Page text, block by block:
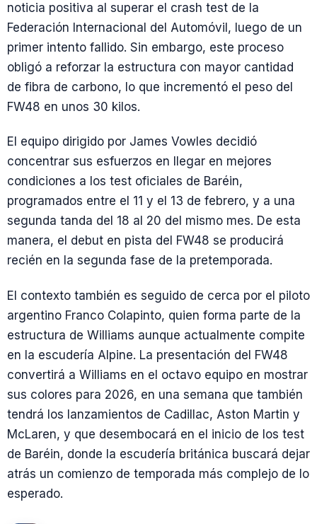
noticia positiva al superar el crash test de la
Federación Internacional del Automóvil, luego de un
primer intento fallido. Sin embargo, este proceso
obligó a reforzar la estructura con mayor cantidad
de fibra de carbono, lo que incrementó el peso del
FW48 en unos 30 kilos.
El equipo dirigido por James Vowles decidió
concentrar sus esfuerzos en llegar en mejores
condiciones a los test oficiales de Baréin,
programados entre el 11 y el 13 de febrero, y a una
segunda tanda del 18 al 20 del mismo mes. De esta
manera, el debut en pista del FW48 se producirá
recién en la segunda fase de la pretemporada.
El contexto también es seguido de cerca por el piloto
argentino Franco Colapinto, quien forma parte de la
estructura de Williams aunque actualmente compite
en la escudería Alpine. La presentación del FW48
convertirá a Williams en el octavo equipo en mostrar
sus colores para 2026, en una semana que también
tendrá los lanzamientos de Cadillac, Aston Martin y
McLaren, y que desembocará en el inicio de los test
de Baréin, donde la escudería británica buscará dejar
atrás un comienzo de temporada más complejo de lo
esperado.